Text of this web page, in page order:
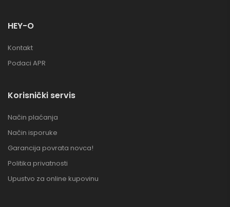
HEY-O
Kontakt
Podaci APR
Korisnički servis
Način plaćanja
Način isporuke
Garancija povrata novca!
Politika privatnosti
Upustvo za online kupovinu